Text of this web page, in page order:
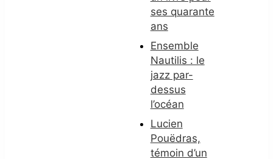
ses quarante
ans
Ensemble
Nautilis : le
jazz par-
dessus
l’océan
Lucien
Pouëdras,
témoin d’un